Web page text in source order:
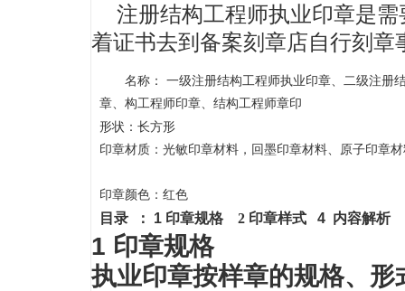
注册结构工程师执业印章是需
着证书去到备案刻章店自行刻章
名称： 一级注册结构工程师执业印章、二级注册
章、 构工程师印章、 结构工程师章印
形状： 长方形
印章材质：光敏印章材料，回墨印章材料、原子印章
印章颜色：红色
目录 ： 1 印章规格 2 印章样式 4 内容解析
1 印章规格
执业印章按样章的规格、形